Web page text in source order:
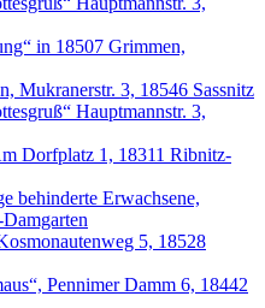
in 18507 Grimmen,
Mukranerstr. 3, 18546 Sassnitz
Hauptmannstr. 3,
Dorfplatz 1, 18311 Ribnitz-
behinderte Erwachsene,
5, 18528
Pennimer Damm 6, 18442